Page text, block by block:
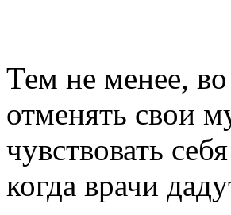
"Я вас
Тем не менее,
отменять свои
чувствовать
когда врачи